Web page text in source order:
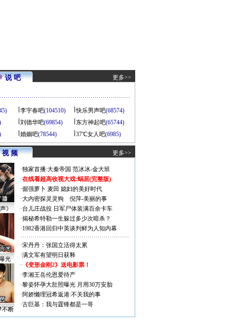
说 吧 更多>>
李宇春吧(104510) 快乐男声吧(68574)
刘德华吧(69854) 东方神起吧(65744)
婚姻吧(78544) 37℃女人吧(6985)
视 频 更多>>
》
光
不断
·独家首播:大秦帝国 范冰冰-金大班
·在线看超高收视大戏:蜗居(完整版)
·倔强萝卜 麦田 媳妇的美好时代
·大内密探灵灵狗
倪萍-美丽的事
·台儿庄战役 日军尸体装满百余卡车
·揭秘希特勒一生躲过多少次暗杀？
·1982香港回归中英谈判鲜为人知内幕
·宋丹丹：张国立活得太累
·满文军有望明日获释
· 《变形金刚2》送电影票！
·李湘王岳伦恩爱待产
·黎姿怀孕大肚照曝光 月用30万安胎
·阿娇懒理冠希返港:不关我的事
·古巨基：我与霆锋都是一哥